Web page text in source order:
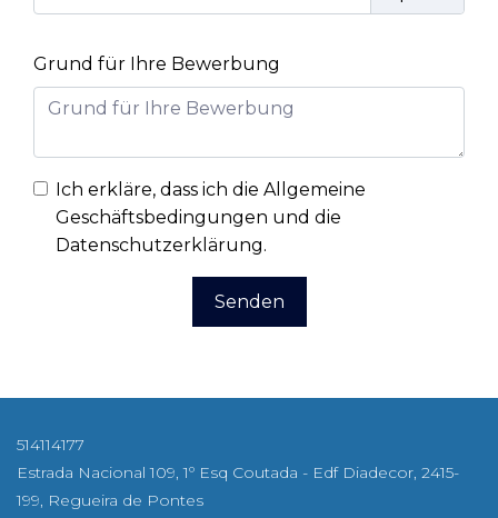
Grund für Ihre Bewerbung
Ich erkläre, dass ich die Allgemeine
Geschäftsbedingungen und die
Datenschutzerklärung.
Senden
514114177
Estrada Nacional 109, 1º Esq Coutada - Edf Diadecor, 2415-
199, Regueira de Pontes